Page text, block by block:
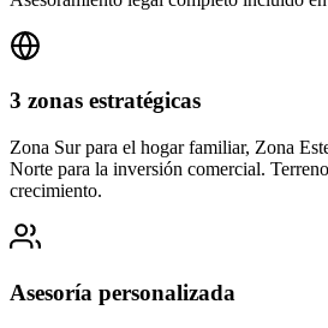
3 zonas estratégicas
Zona Sur para el hogar familiar, Zona
Norte para la inversión comercial.
crecimiento.
Asesoría personalizada